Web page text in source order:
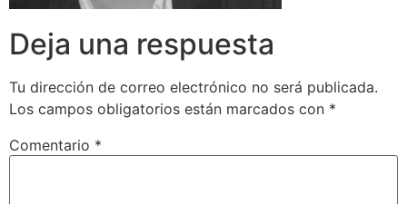
Deja una respuesta
Tu dirección de correo electrónico no será publicada.
Los campos obligatorios están marcados con *
Comentario *